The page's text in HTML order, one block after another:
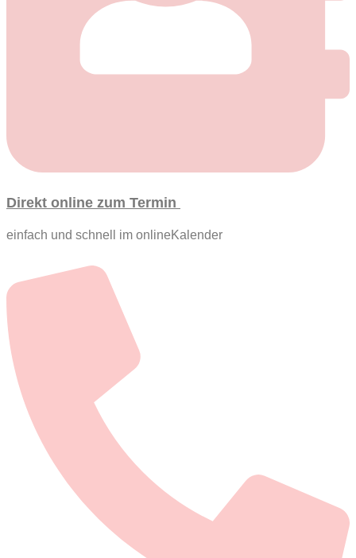
Direkt online zum Termin
ein­fach und schnell im onlineKalender